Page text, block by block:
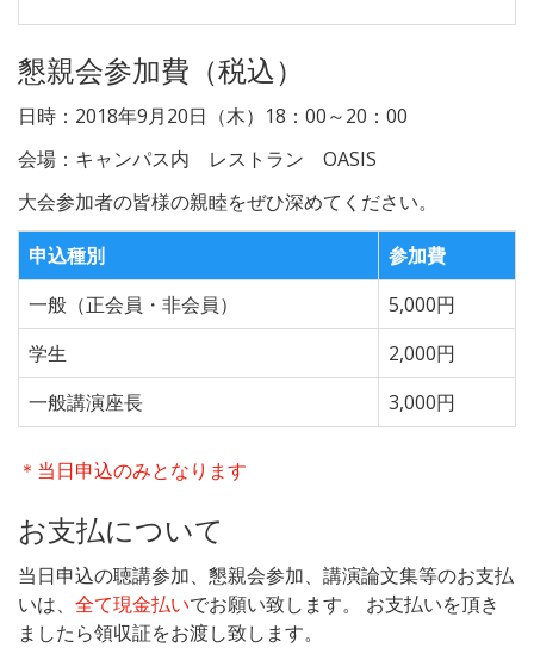
懇親会参加費（税込）
日時：2018年9月20日（木）18：00～20：00
会場：キャンパス内 レストラン OASIS
大会参加者の皆様の親睦をぜひ深めてください。
申込種別
参加費
一般（正会員・非会員）
5,000円
学生
2,000円
一般講演座長
3,000円
＊当日申込のみとなります
お支払について
当日申込の聴講参加、懇親会参加、講演論文集等のお支払
いは、 全て現金払いでお願い致します。 お支払いを頂き
ましたら領収証をお渡し致します。